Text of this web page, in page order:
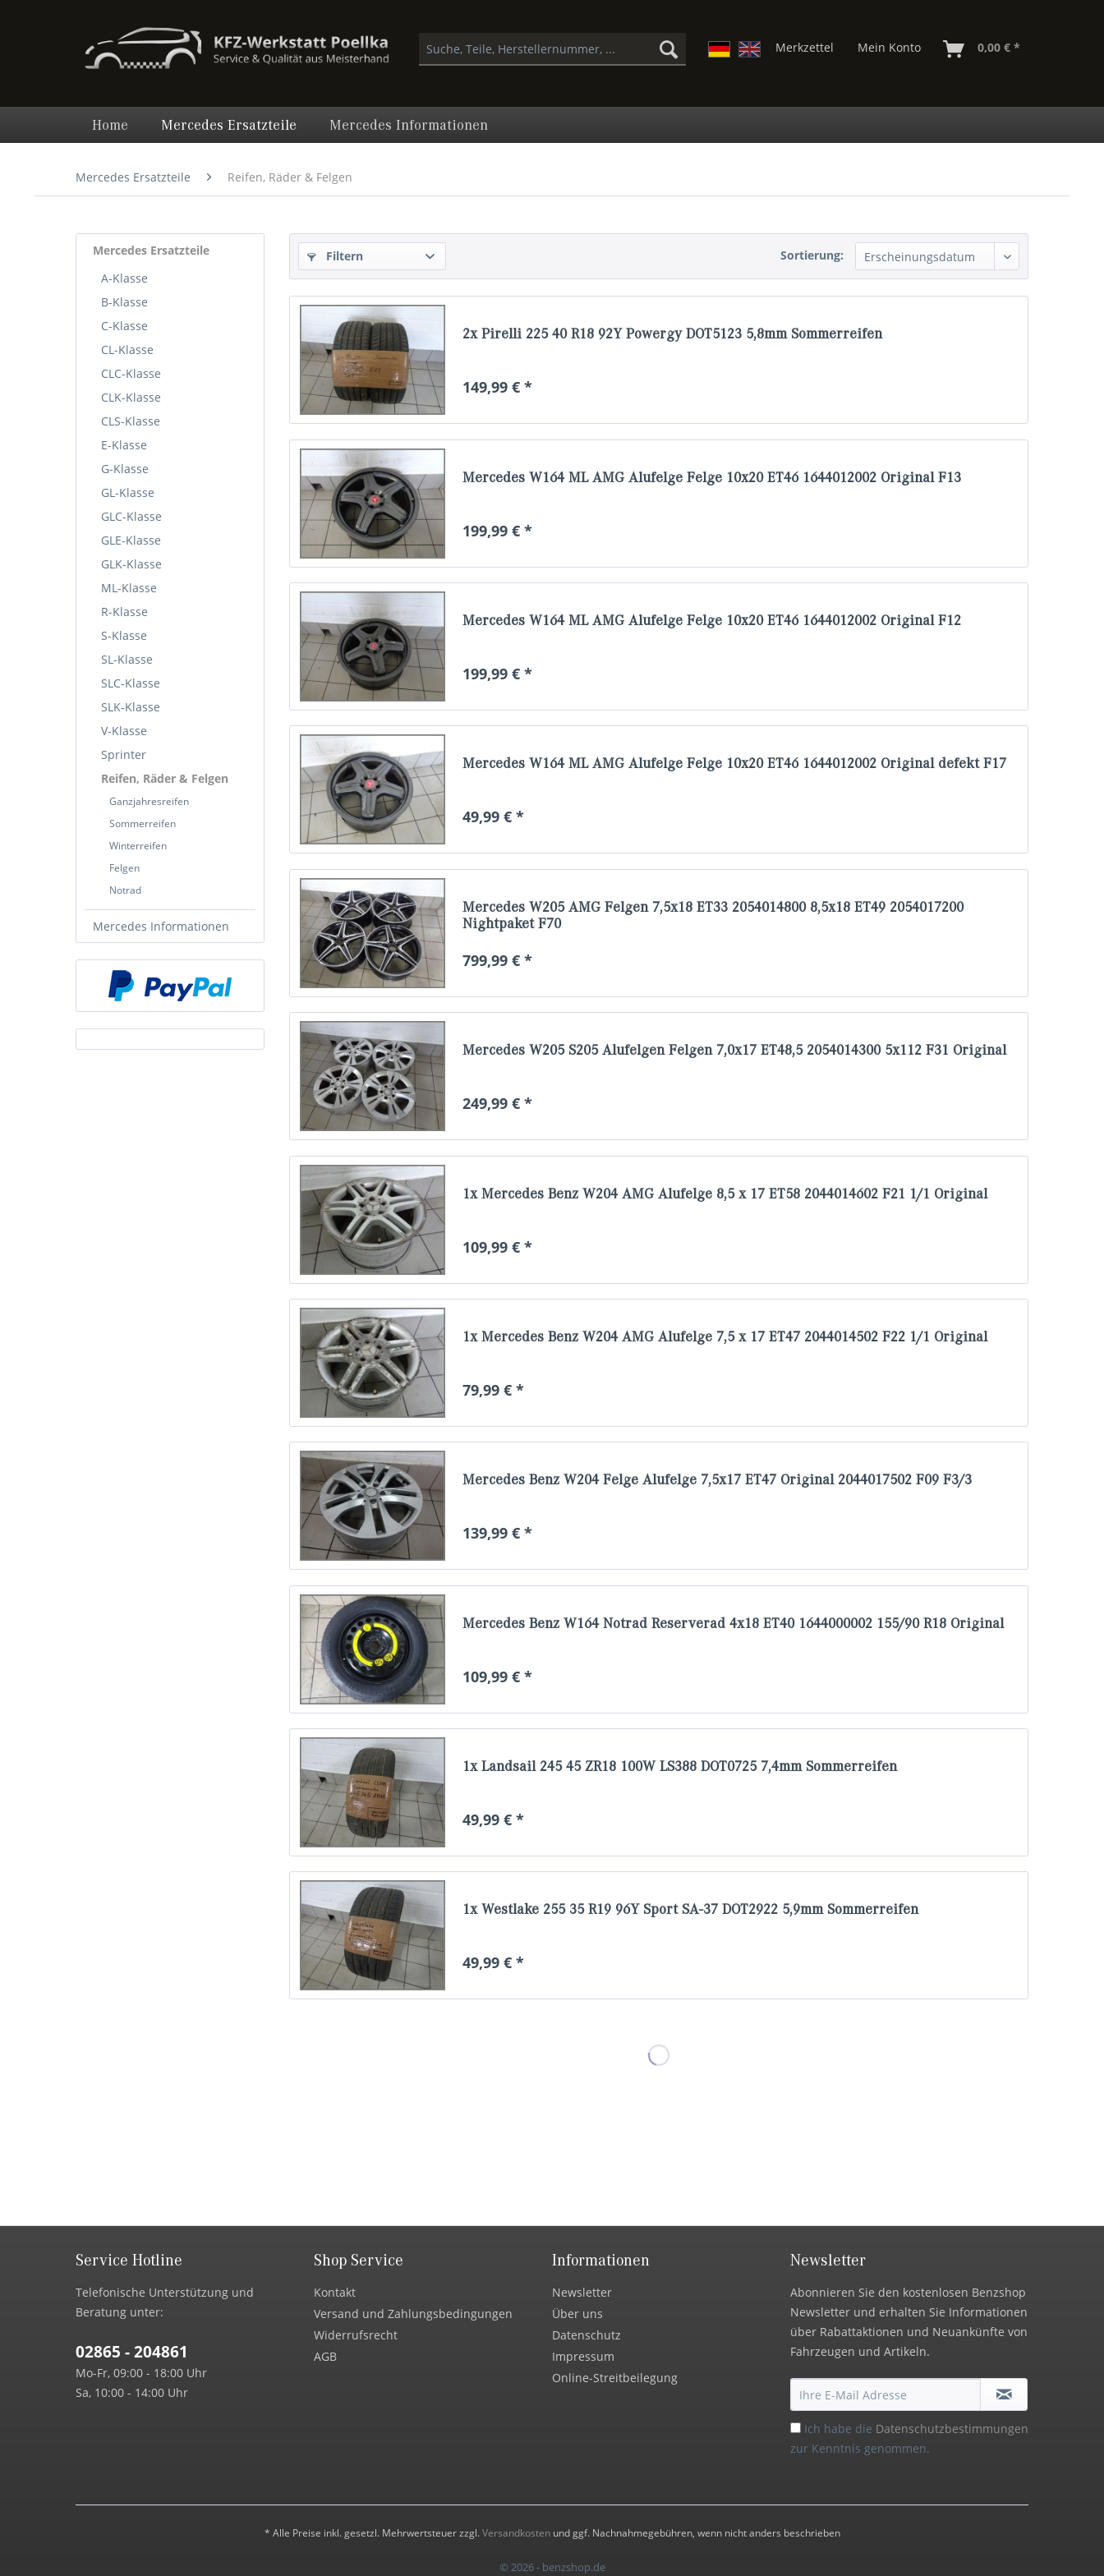
Merkzettel Mein Konto 0,00 € *
Home Mercedes Ersatzteile Mercedes Informationen
Mercedes Ersatzteile Reifen, Räder & Felgen
Mercedes Ersatzteile
A-Klasse
B-Klasse
C-Klasse
CL-Klasse
CLC-Klasse
CLK-Klasse
CLS-Klasse
E-Klasse
G-Klasse
GL-Klasse
GLC-Klasse
GLE-Klasse
GLK-Klasse
ML-Klasse
R-Klasse
S-Klasse
SL-Klasse
SLC-Klasse
SLK-Klasse
V-Klasse
Sprinter
Reifen, Räder & Felgen
Ganzjahresreifen
Sommerreifen
Winterreifen
Felgen
Notrad
Mercedes Informationen
Filtern Sortierung:
2x Pirelli 225 40 R18 92Y Powergy DOT5123 5,8mm Sommerreifen
149,99 € *
Mercedes W164 ML AMG Alufelge Felge 10x20 ET46 1644012002 Original F13
199,99 € *
Mercedes W164 ML AMG Alufelge Felge 10x20 ET46 1644012002 Original F12
199,99 € *
Mercedes W164 ML AMG Alufelge Felge 10x20 ET46 1644012002 Original defekt F17
49,99 € *
Mercedes W205 AMG Felgen 7,5x18 ET33 2054014800 8,5x18 ET49 2054017200
Nightpaket F70
799,99 € *
Mercedes W205 S205 Alufelgen Felgen 7,0x17 ET48,5 2054014300 5x112 F31 Original
249,99 € *
1x Mercedes Benz W204 AMG Alufelge 8,5 x 17 ET58 2044014602 F21 1/1 Original
109,99 € *
1x Mercedes Benz W204 AMG Alufelge 7,5 x 17 ET47 2044014502 F22 1/1 Original
79,99 € *
Mercedes Benz W204 Felge Alufelge 7,5x17 ET47 Original 2044017502 F09 F3/3
139,99 € *
Mercedes Benz W164 Notrad Reserverad 4x18 ET40 1644000002 155/90 R18 Original
109,99 € *
1x Landsail 245 45 ZR18 100W LS388 DOT0725 7,4mm Sommerreifen
49,99 € *
1x Westlake 255 35 R19 96Y Sport SA-37 DOT2922 5,9mm Sommerreifen
49,99 € *
Service Hotline
Telefonische Unterstützung und
Beratung unter:
02865 - 204861
Mo-Fr, 09:00 - 18:00 Uhr
Sa, 10:00 - 14:00 Uhr
Shop Service
Kontakt
Versand und Zahlungsbedingungen
Widerrufsrecht
AGB
Informationen
Newsletter
Über uns
Datenschutz
Impressum
Online-Streitbeilegung
Newsletter
Abonnieren Sie den kostenlosen Benzshop
Newsletter und erhalten Sie Informationen
über Rabattaktionen und Neuankünfte von
Fahrzeugen und Artikeln.
Ich habe die Datenschutzbestimmungen
zur Kenntnis genommen.
* Alle Preise inkl. gesetzl. Mehrwertsteuer zzgl.Versandkostenund ggf. Nachnahmegebühren, wenn nicht anders beschrieben
© 2026 - benzshop.de